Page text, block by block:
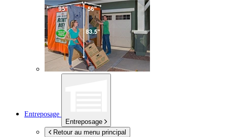
Entreposage
Entreposage
Retour au menu principal